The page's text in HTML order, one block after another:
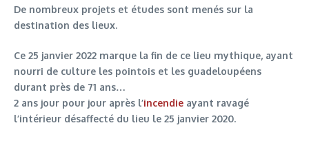
De nombreux projets et études sont menés sur la
destination des lieux.
Ce 25 janvier 2022 marque la fin de ce lieu mythique, ayant
nourri de culture les pointois et les guadeloupéens
durant près de 71 ans…
2 ans jour pour jour après l’incendie ayant ravagé
l’intérieur désaffecté du lieu le 25 janvier 2020.